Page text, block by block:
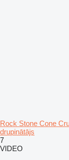
Rock Stone Cone
drupinātājs
7
VIDEO